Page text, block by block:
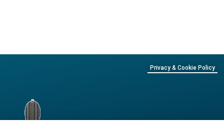
Privacy & Cookie Policy